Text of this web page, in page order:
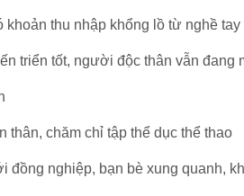
thu nhập khổng lồ từ nghề tay
triển tốt, người độc thân vẫn đang
thân, chăm chỉ tập thể dục thể thao
đồng nghiệp, bạn bè xung quanh,